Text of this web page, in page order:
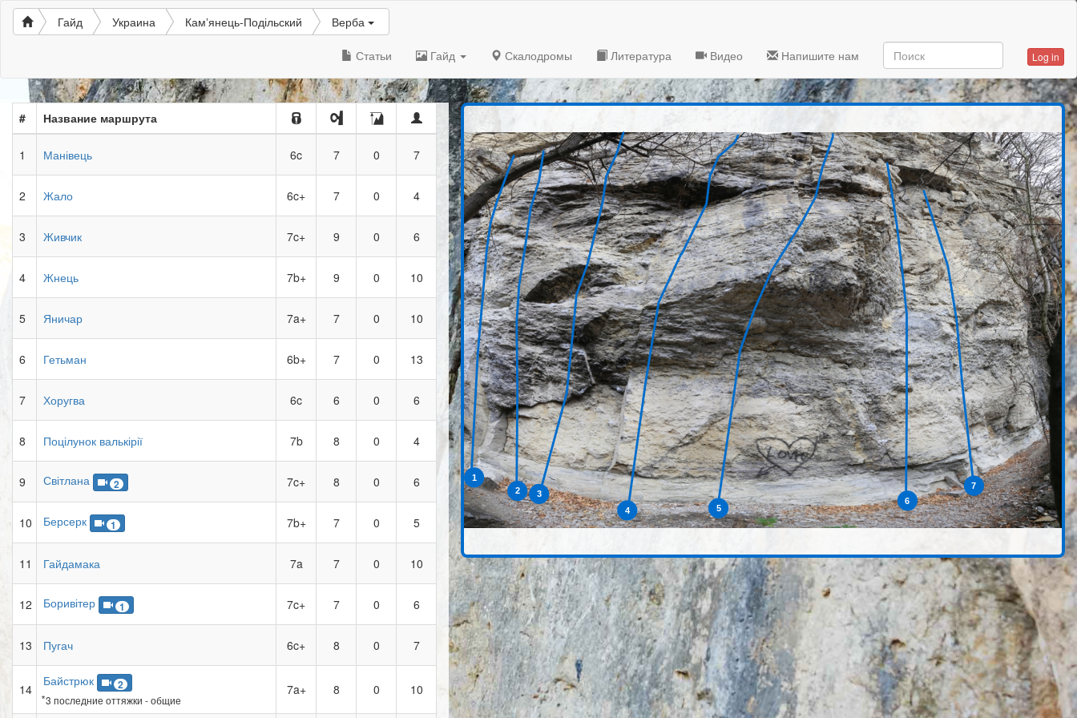
Гайд Украина Камʼянець-Подільский Верба
Статьи Гайд Скалодромы Литература Видео Напишите нам Log in
# Название маршрута
1 Манівець 6c 7 0 7
2 Жало 6c+ 7 0 4
3 Живчик 7c+ 9 0 6
4 Жнець 7b+ 9 0 10
5 Яничар 7a+ 7 0 10
6 Гетьман 6b+ 7 0 13
7 Хоругва 6c 6 0 6
8 Поцілунок валькірії 7b 8 0 4
9 Світлана 2 7c+ 8 0 6
10 Берсерк 1 7b+ 7 0 5
11 Гайдамака 7a 7 0 10
12 Боривітер 1 7c+ 7 0 6
13 Пугач 6c+ 8 0 7
14
Байстрюк 2
⃰ 3 последние оттяжки - общие
7a+ 8 0 10
1
2
3
4
5
6
7